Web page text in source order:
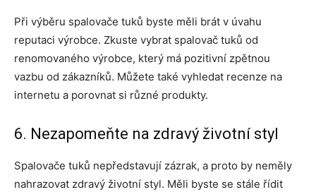
Při výběru spalovače tuků byste měli brát v úvahu
reputaci výrobce. Zkuste vybrat spalovač tuků od
renomovaného výrobce, který má pozitivní zpětnou
vazbu od zákazníků. Můžete také vyhledat recenze na
internetu a porovnat si různé produkty.
6. Nezapomeňte na zdravý životní styl
Spalovače tuků nepředstavují zázrak, a proto by neměly
nahrazovat zdravý životní styl. Měli byste se stále řídit